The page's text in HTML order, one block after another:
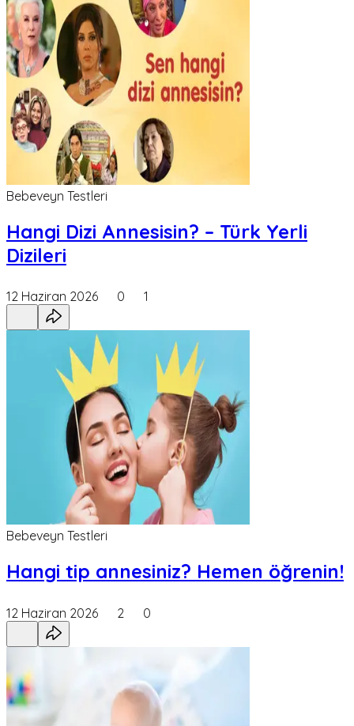
Bebeveyn Testleri
Hangi Dizi Annesisin? – Türk Yerli
Dizileri
12 Haziran 2026 0 1
Bebeveyn Testleri
Hangi tip annesiniz? Hemen öğrenin!
12 Haziran 2026 2 0